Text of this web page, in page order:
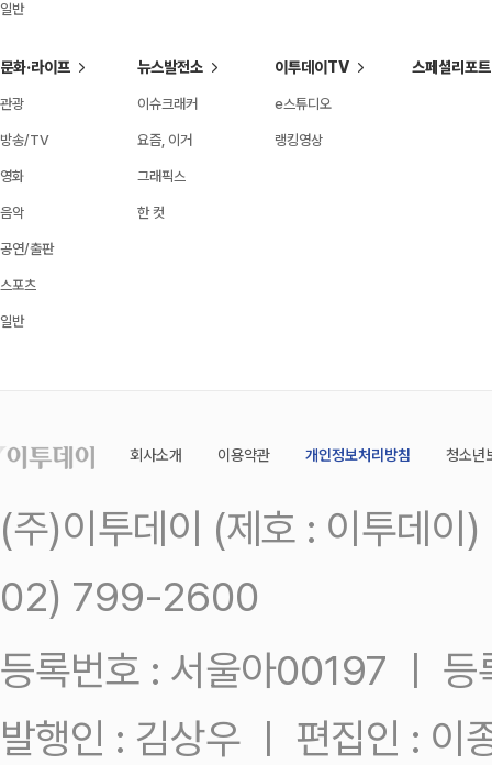
일반
문화·라이프
관광
방송/TV
영화
음악
공연/출판
스포츠
일반
뉴스발전소
이슈크래커
요즘, 이거
그래픽스
한 컷
이투데이TV
e스튜디오
랭킹영상
스페셜리포트
회사소개 이용약관 개인정보처리방침 청소년
(주)이투데이 (제호 : 이투데
02) 799-2600
등록번호 : 서울아00197 ㅣ
발행인 : 김상우 ㅣ 편집인 : 이